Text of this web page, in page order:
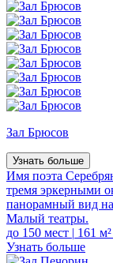
Зал Брюсов
Узнать больше
Имя поэта
тремя эркерными
панорамный вид
Малый театры.
до 150 мест | 161 м²
Узнать больше